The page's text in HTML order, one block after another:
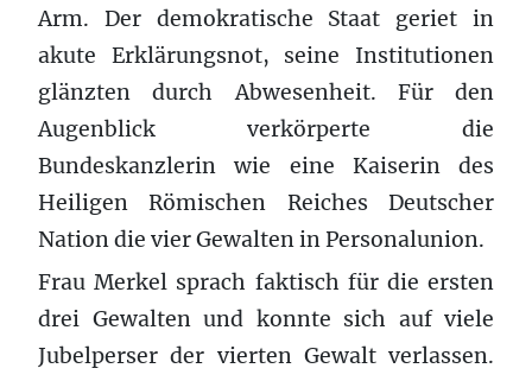
Arm. Der demokratische Staat geriet in
akute Erklärungsnot, seine Institutionen
glänzten durch Abwesenheit. Für den
Augenblick verkörperte die
Bundeskanzlerin wie eine Kaiserin des
Heiligen Römischen Reiches Deutscher
Nation die vier Gewalten in Personalunion.
Frau Merkel sprach faktisch für die ersten
drei Gewalten und konnte sich auf viele
Jubelperser der vierten Gewalt verlassen.